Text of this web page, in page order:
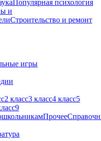
Популярная психология
и
Строительство и ремонт
игры
2 класс3 класс4 класс5
9
Прочее